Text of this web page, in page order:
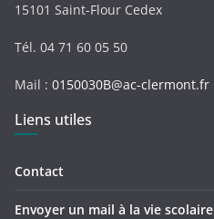
15101 Saint-Flour Cedex
Tél. 04 71 60 05 50
Mail : 0150030B@ac-clermont.fr
Liens utiles
Contact
Envoyer un mail à la vie scolaire